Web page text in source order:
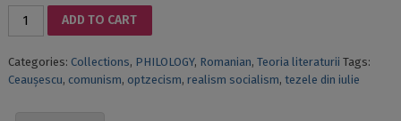
LITERATURII
DIN
ADD TO CART
Categories: Collections, PHILOLOGY, Romanian, Teoria literaturii Tags:
Ceaușescu, comunism, optzecism, realism socialism, tezele din iulie